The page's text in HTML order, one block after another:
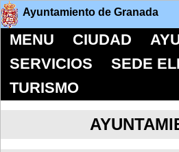
Ayuntamiento de Granada
MENU CIUDAD
SERVICIOS
SEDE
TURISMO